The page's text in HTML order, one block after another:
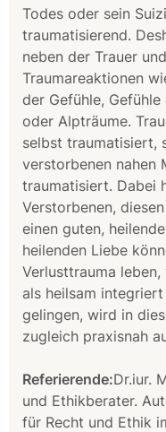
Todes oder sein
traumatisierend.
neben der Trauer
Traumareaktionen
der Gefühle,
oder Alpträume.
selbst traumatisiert,
verstorbenen nahen
traumatisiert. Dabei
Verstorbenen,
einen guten,
heilenden Liebe
Verlusttrauma leben,
als heilsam
gelingen, wird in
zugleich praxisnah
Referierende:Dr.iur.
und Ethikberater.
für Recht und Ethik